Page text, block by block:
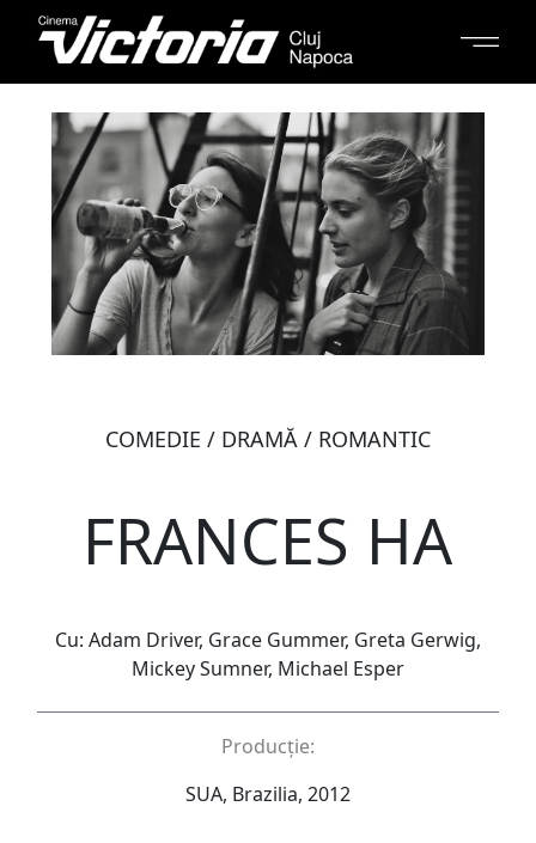
COMEDIE / DRAMĂ / ROMANTIC
FRANCES HA
Cu: Adam Driver, Grace Gummer, Greta Gerwig,
Mickey Sumner, Michael Esper
Producție:
SUA, Brazilia, 2012